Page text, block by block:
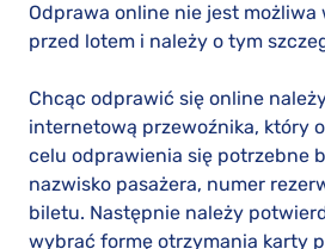
Odprawa online nie jest
przed lotem i należy o tym
Chcąc odprawić się online
internetową przewoźnika, który
celu odprawienia się potrzebne
nazwisko pasażera, numer
biletu. Następnie należy
wybrać formę otrzymania karty